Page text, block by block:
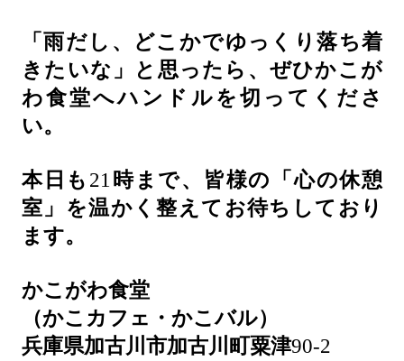
「雨だし、どこかでゆっくり落ち着
きたいな」と思ったら、ぜひかこが
わ食堂へハンドルを切ってくださ
い。
本日も 21 時まで、皆様の「心の休憩
室」を温かく整えてお待ちしており
ます。
かこがわ食堂
（かこカフェ・かこバル）
兵庫県加古川市加古川町粟津90-2